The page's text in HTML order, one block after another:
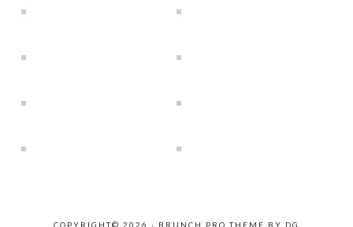
COPYRIGHT© 2026 · BRUNCH PRO THEME BY DG